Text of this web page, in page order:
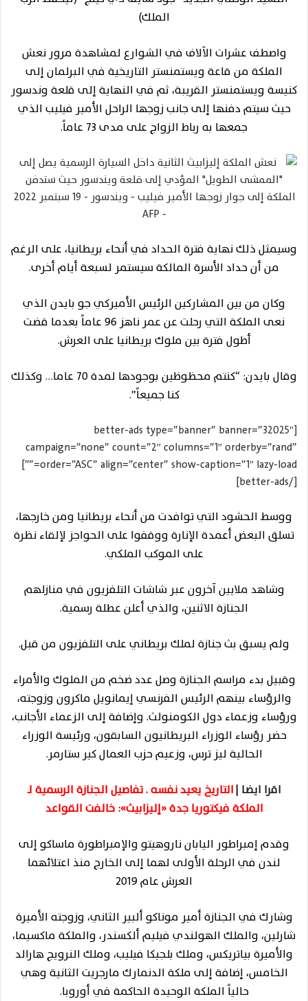
الملك)
واصطف عشرات الآلاف في الشوارع لمشاهدة مرور نعش
الملكة من قاعة ويستمنستر التاريخية في البرلمان إلى
كنيسة ويستمنستر القريبة، ثم في النهاية إلى قلعة وندسور
حيث سيتم دفنها إلى جانب زوجها الراحل الأمير فيليب الذي
جمعها به رباط الزواج على مدى 73 عاماً.
وسيمثل ذلك نهاية فترة الحداد في أنحاء بريطانيا، على الرغم
من أن حداد الأسرة المالكة سيستمر لسبعة أيام أخرى.
وكان من بين المشاركين الرئيس الأميركي جو بايدن الذي
نعى الملكة التي رحلت عن عمر ناهز 96 عاماً بعدما قضت
أطول فترة بين ملوك بريطانيا على العرش.
وقال بايدن: “كنتم محظوظين بوجودها لمدة 70 عاما… وكذلك
كنا جميعاً”.
[better-ads type=”banner” banner=”32025″
campaign=”none” count=”2″ columns=”1″ orderby=”rand”
order=”ASC” align=”center” show-caption=”1″ lazy-load=””]
[/better-ads]
ووسط الحشود التي توافدت من أنحاء بريطانيا ومن خارجها،
تسلق البعض أعمدة الإنارة ووقفوا على الحواجز لإلقاء نظرة
على الموكب الملكي.
وشاهد ملايين آخرون عبر شاشات التلفزيون في منازلهم
الجنازة الاثنين، والذي أعلن عطلة رسمية.
ولم يسبق بث جنازة لملك بريطاني على التلفزيون من قبل.
وقبيل بدء مراسم الجنازة وصل عدد ضخم من الملوك والأمراء
والرؤساء بينهم الرئيس الفرنسي إيمانويل ماكرون وزوجته،
ورؤساء وزعماء دول الكومنولث. وإضافة إلى الزعماء الأجانب،
حضر رؤساء الوزراء البريطانيون السابقون، ورئيسة الوزراء
الحالية ليز ترس، وزعيم حزب العمال كير ستارمر.
اقرا ايضا |التاريخ يعيد نفسه . تفاصيل الجنازة الرسمية لـ
الملكة فيكتوريا جدة «إليزابيث»: خالفت القواعد
وقدم إمبراطور اليابان ناروهيتو والإمبراطورة ماساكو إلى
لندن في الرحلة الأولى لهما إلى الخارج منذ اعتلائهما
العرش عام 2019
وشارك في الجنازة أمير موناكو ألبير الثاني، وزوجته الأميرة
شارلين، والملك الهولندي فيليم ألكسندر، والملكة ماكسيما،
والأميرة بياتريكس، وملك بلجيكا فيليب، وملك النرويج هارالد
الخامس، إضافة إلى ملكة الدنمارك مارجريت الثانية وهي
حالياً الملكة الوحيدة الحاكمة في أوروبا.